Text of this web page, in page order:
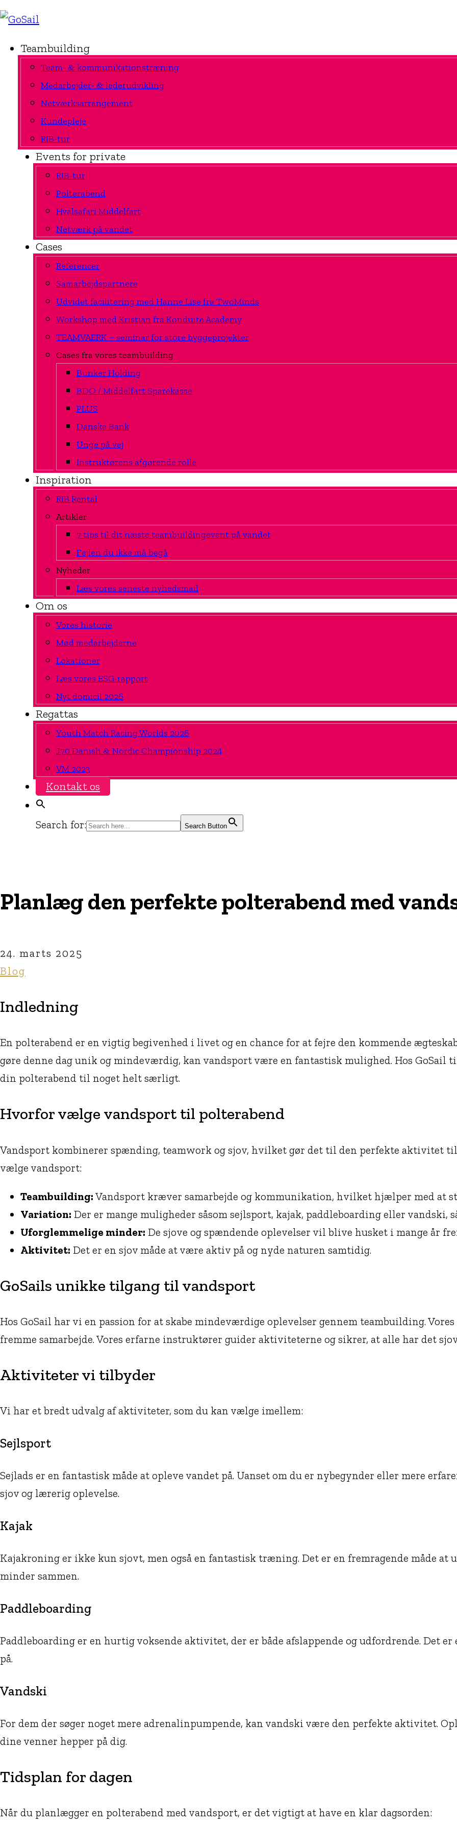
Teambuilding
Team- & kommunikationstræning
Medarbejder- & lederudvikling
Netværksarrangement
Kundepleje
RIB-tur
Events for private
RIB-tur
Polterabend
Hvalsafari Middelfart
Netværk på vandet
Cases
Referencer
Samarbejdspartnere
Udvidet facilitering med Hanne Lise fra TwoMinds
Workshop med Kristian fra Konduite Academy
TEAMVAERK – seminar for store byggeprojekter
Cases fra vores teambuilding
Bunker Holding
BDO / Middelfart Sparekasse
PLUS
Danske Bank
Unge på vej
Instruktørens afgørende rolle
Inspiration
RIB Rental
Artikler
7 tips til dit næste teambuildingevent på vandet
Fejlen du ikke må begå
Nyheder
Læs vores seneste nyhedsmail
Om os
Vores historie
Mød medarbejderne
Lokationer
Læs vores ESG-rapport
Nyt domicil 2026
Regattas
Youth Match Racing Worlds 2026
J70 Danish & Nordic Championship 2024
VM 2023
Kontakt os
Search for: Search Button
Planlæg den perfekte polterabend med
24. marts 2025
Blog
Indledning
En polterabend er en vigtig begivenhed i livet og en chance for at fejre den kommende
gøre denne dag unik og mindeværdig, kan vandsport være en fantastisk mulighed. Hos
din polterabend til noget helt særligt.
Hvorfor vælge vandsport til polterabend
Vandsport kombinerer spænding, teamwork og sjov, hvilket gør det til den perfekte aktivitet
vælge vandsport:
Teambuilding: Vandsport kræver samarbejde og kommunikation, hvilket hjælper med at
Variation: Der er mange muligheder såsom sejlsport, kajak, paddleboarding eller vandski,
Uforglemmelige minder: De sjove og spændende oplevelser vil blive husket i mange år
Aktivitet: Det er en sjov måde at være aktiv på og nyde naturen samtidig.
GoSails unikke tilgang til vandsport
Hos GoSail har vi en passion for at skabe mindeværdige oplevelser gennem teambuilding.
fremme samarbejde. Vores erfarne instruktører guider aktiviteterne og sikrer, at alle har det
Aktiviteter vi tilbyder
Vi har et bredt udvalg af aktiviteter, som du kan vælge imellem:
Sejlsport
Sejlads er en fantastisk måde at opleve vandet på. Uanset om du er nybegynder eller mere
sjov og lærerig oplevelse.
Kajak
Kajakroning er ikke kun sjovt, men også en fantastisk træning. Det er en fremragende måde at
minder sammen.
Paddleboarding
Paddleboarding er en hurtig voksende aktivitet, der er både afslappende og udfordrende. Det
på.
Vandski
For dem der søger noget mere adrenalinpumpende, kan vandski være den perfekte aktivitet.
dine venner hepper på dig.
Tidsplan for dagen
Når du planlægger en polterabend med vandsport, er det vigtigt at have en klar dagsorden: